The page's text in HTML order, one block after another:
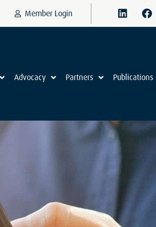
Member Login
Advocacy Partners Publications